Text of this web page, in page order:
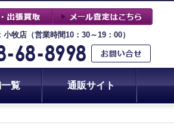
牧店（営業時間10：30～19：00）
覧 通販サイト